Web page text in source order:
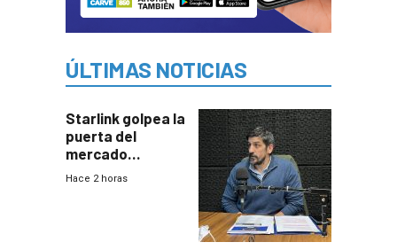
ÚLTIMAS NOTICIAS
Starlink golpea la
puerta del
mercado
uruguayo y Antel
Hace 2 horas